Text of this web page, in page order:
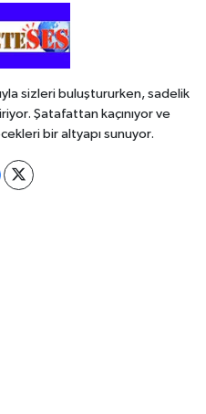
sizleri buluştururken, sadelik
Şatafattan kaçınıyor ve
bir altyapı sunuyor.